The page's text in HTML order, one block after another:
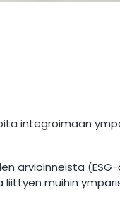
integroimaan
arvioinneista
muihin